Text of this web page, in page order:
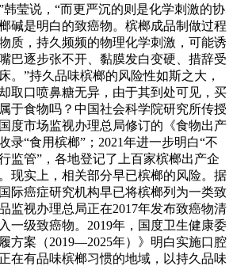
莹说，“而更严沉的则是化学刺激的协
碱是明白的致癌物。槟榔成品制做过程
质，持久频频的物理化学刺激，可能诱
巴逐步张不开、黏膜发白变硬、措辞受
。”持久品味槟榔的风险性如斯之大，
取口喷鼻糖无异，由于其到处可见，买
于食物吗？中国社会科学院研究所传授
度市场监视办理总局修订的《食物出产
录“食用槟榔”；2021年进一步明白“不
监管”，各地登记了上百家槟榔出产企
现实上，相关部分早已槟榔的风险。据
际癌症研究机构早已将槟榔列为一类致
监视办理总局正在2017年发布致癌物清
一级致癌物。2019年，国度卫生健康委
方案（2019—2025年）》明白实施口腔
在有品味槟榔习惯的地域，以持久品味